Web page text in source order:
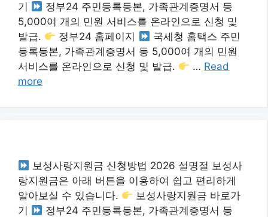
기
정부24 주민등록등본, 가족관계증명서 등
5,000여 개의 민원 서비스를 온라인으로 신청 및
발급.
정부24 홈페이지
국세청 홈택스 주민
등록등본, 가족관계증명서 등 5,000여 개의 민원
서비스를 온라인으로 신청 및 발급.
… Read
more
보성사랑지원금 신청방법 2026 설명절 보성사
랑지원금은 아래 버튼을 이용하여 쉽고 편리하게
알아보실 수 있습니다.
보성사랑지원금 바로가
기
정부24 주민등록등본, 가족관계증명서 등